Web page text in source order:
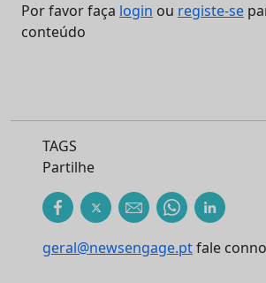
Por favor faça login ou registe-se
conteúdo
TAGS
Partilhe
geral@newsengage.ptfale